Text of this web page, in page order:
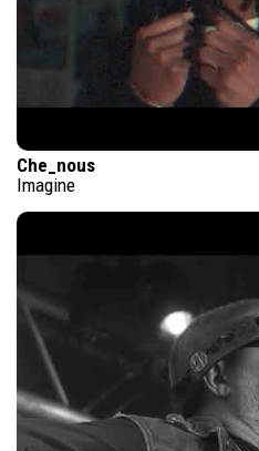
Che_nous
Imagine